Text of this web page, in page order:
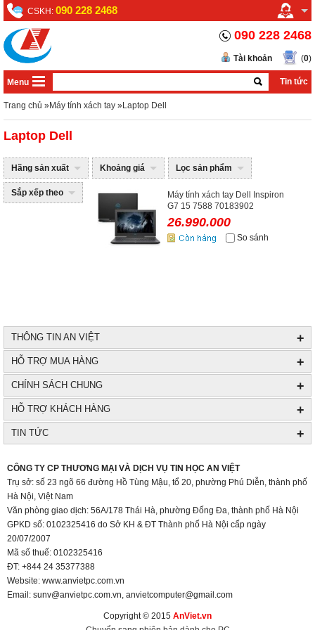
CSKH: 090 228 2468
090 228 2468
(0)
Tài khoản
Menu Tin tức
Trang chủ »Máy tính xách tay »Laptop Dell
Laptop Dell
Hãng sản xuất Khoảng giá Lọc sản phẩm
Sắp xếp theo
Máy tính xách tay Dell Inspiron
G7 15 7588 70183902
26.990.000
So sánh
THÔNG TIN AN VIỆT +
HỖ TRỢ MUA HÀNG +
CHÍNH SÁCH CHUNG +
HỖ TRỢ KHÁCH HÀNG +
TIN TỨC +
CÔNG TY CP THƯƠNG MẠI VÀ DỊCH VỤ TIN HỌC AN VIỆT
Trụ sở: số 23 ngõ 66 đường Hồ Tùng Mậu, tổ 20, phường Phú Diễn, thành phố
Hà Nội, Việt Nam
Văn phòng giao dịch: 56A/178 Thái Hà, phường Đống Đa, thành phố Hà Nội
GPKD số: 0102325416 do Sở KH & ĐT Thành phố Hà Nội cấp ngày
20/07/2007
Mã số thuế: 0102325416
ĐT: +844 24 35377388
Website: www.anvietpc.com.vn
Email: sunv@anvietpc.com.vn, anvietcomputer@gmail.com
Copyright © 2015 AnViet.vn